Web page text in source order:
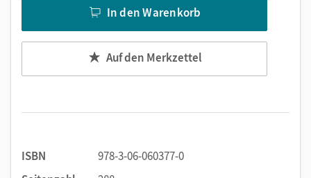
In den Warenkorb
Auf den Merkzettel
ISBN
978-3-06-060377-0